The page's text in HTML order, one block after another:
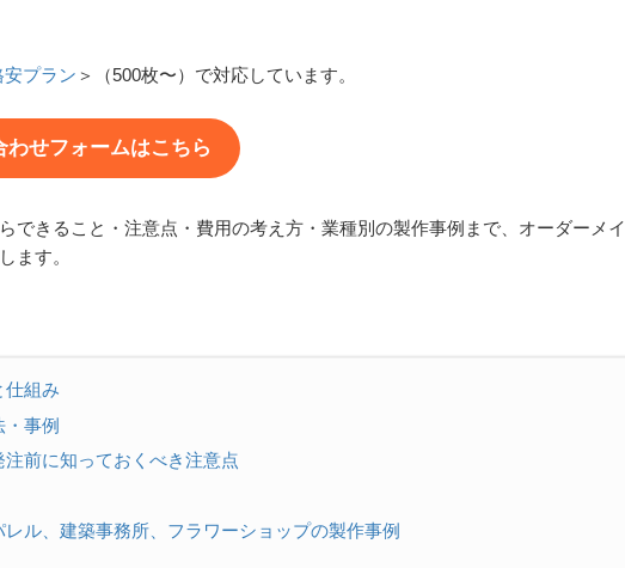
安プラン ＞（500枚〜）で対応しています。
せフォームはこちら
できること・注意点・費用の考え方・業種別の製作事例まで、オーダーメイ
ます。
仕組み
・事例
前に知っておくべき注意点
レル、建築事務所、フラワーショップの製作事例